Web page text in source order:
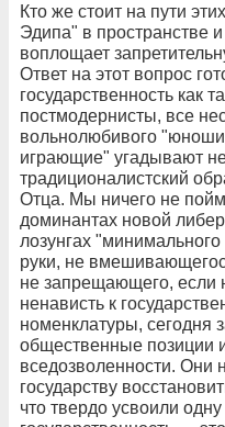
Кто же стоит на пути
Эдипа" в пространстве
воплощает
Ответ на этот вопрос
государственность как
постмодернисты, все
вольнолюбивого
играющие" угадывают
традиционалистский
Отца. Мы ничего не
доминантах новой
лозунгах
руки, не
не запрещающего, если
ненависть к
номенклатуры, сегодня
общественные позиции
вседозволенности. Они
государству
что твердо усвоили